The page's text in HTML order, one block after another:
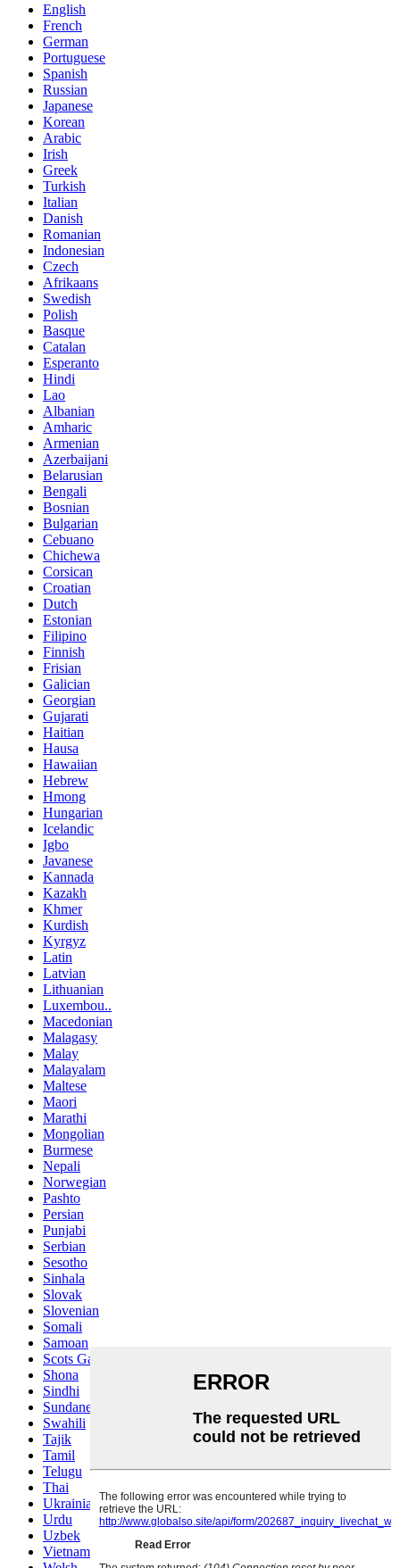
English
French
German
Portuguese
Spanish
Russian
Japanese
Korean
Arabic
Irish
Greek
Turkish
Italian
Danish
Romanian
Indonesian
Czech
Afrikaans
Swedish
Polish
Basque
Catalan
Esperanto
Hindi
Lao
Albanian
Amharic
Armenian
Azerbaijani
Belarusian
Bengali
Bosnian
Bulgarian
Cebuano
Chichewa
Corsican
Croatian
Dutch
Estonian
Filipino
Finnish
Frisian
Galician
Georgian
Gujarati
Haitian
Hausa
Hawaiian
Hebrew
Hmong
Hungarian
Icelandic
Igbo
Javanese
Kannada
Kazakh
Khmer
Kurdish
Kyrgyz
Latin
Latvian
Lithuanian
Luxembou..
Macedonian
Malagasy
Malay
Malayalam
Maltese
Maori
Marathi
Mongolian
Burmese
Nepali
Norwegian
Pashto
Persian
Punjabi
Serbian
Sesotho
Sinhala
Slovak
Slovenian
Somali
Samoan
Scots Gaelic
Shona
Sindhi
Sundanese
Swahili
Tajik
Tamil
Telugu
Thai
Ukrainian
Urdu
Uzbek
Vietnamese